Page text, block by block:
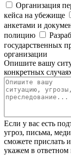
Организация
кейса на убежище
анкетами и
полицию
государственных
организации
Опишите вашу
конкретных
Если у вас есть
угроз, письма,
сможете прислать
укажем в ответном